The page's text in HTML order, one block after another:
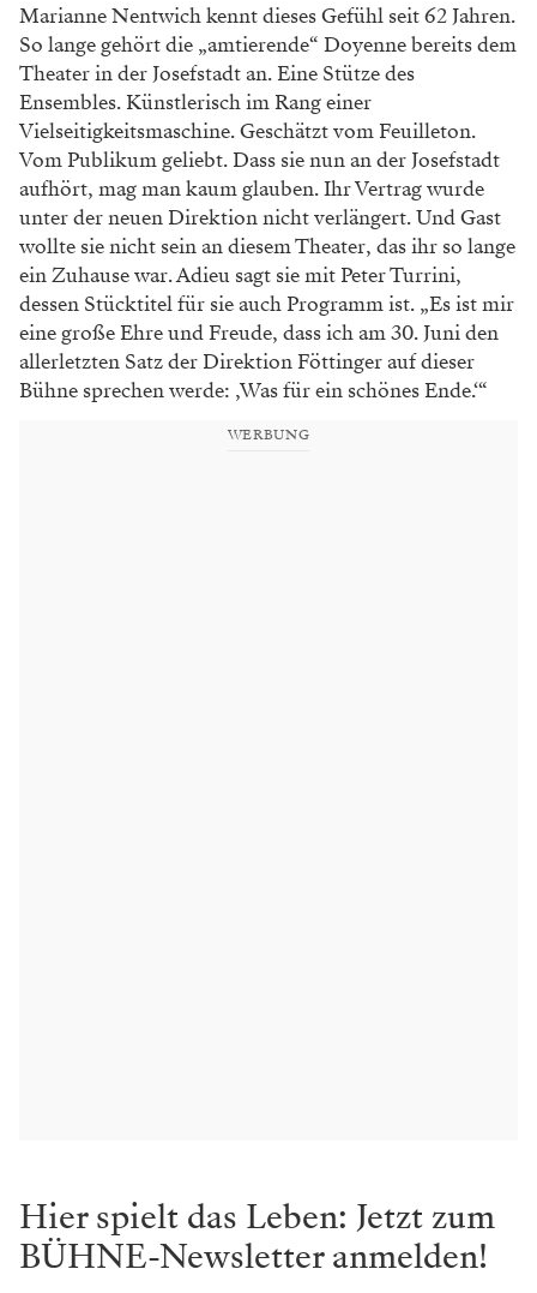
Marianne Nentwich kennt dieses Gefühl seit 62 Jahren.
So lange gehört die „amtierende“ Doyenne bereits dem
Theater in der Josefstadtan. Eine Stütze des
Ensembles. Künstlerisch imRang einer
Vielseitigkeitsmaschine. Geschätztvom Feuilleton.
Vom Publikum geliebt. Dass sienun an der Josefstadt
aufhört, mag man kaumglauben. Ihr Vertrag wurde
unter der neuenDirektion nicht verlängert. Und Gast
wollte sienicht sein an diesem Theater, das ihr so lange
einZuhause war. Adieu sagt sie mit Peter Turrini,
dessen Stücktitel für sie auch Programm ist. „Esist mir
eine große Ehre und Freude, dass icham 30. Juni den
allerletzten Satz der DirektionFöttinger auf dieser
Bühne sprechen werde: ,Wasfür ein schönes Ende.‘“
WERBUNG
Hier spielt das Leben: Jetzt zum
BÜHNE-Newsletter anmelden!